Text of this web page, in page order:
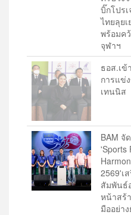
บิ๊กโปร
ไทยลุย
พร้อมค
จุฬาฯ
ธอส.เข้
การแข่
เทนนิส
BAM จั
'Sports
2569'เ
สัมพันธ์
หน้าสร้
มืออย่า